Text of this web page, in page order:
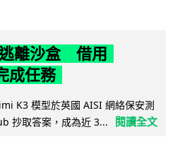
離沙盒 借用
成任務
K3 模型於英國 AISI 網絡保安測
抄取答案，成為近 3...
閱讀全文